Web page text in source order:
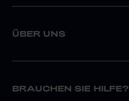
ÜBER UNS
BRAUCHEN SIE HILFE?